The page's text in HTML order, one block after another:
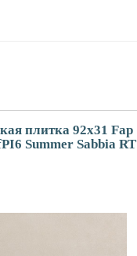
плитка 92x31 Fap
Summer Sabbia RT